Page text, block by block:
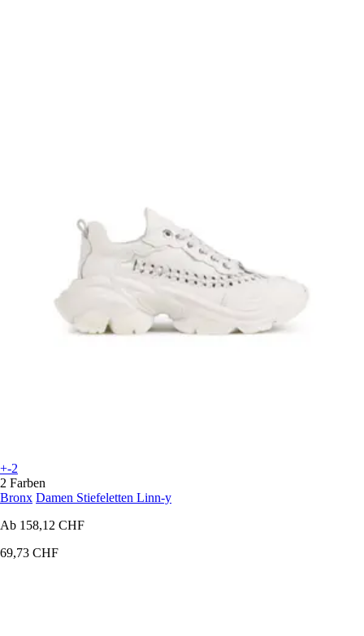
+-2
2 Farben
Bronx Damen Stiefeletten Linn-y
Ab 158,12 CHF
69,73 CHF